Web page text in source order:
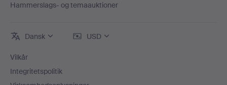
Hammerslags- og temaauktioner
Dansk USD
Vilkår
Integritetspolitik